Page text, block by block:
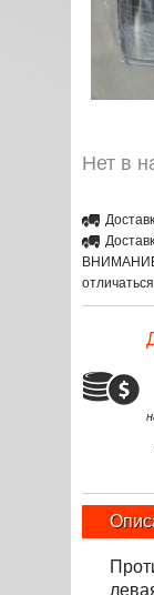
Нет в